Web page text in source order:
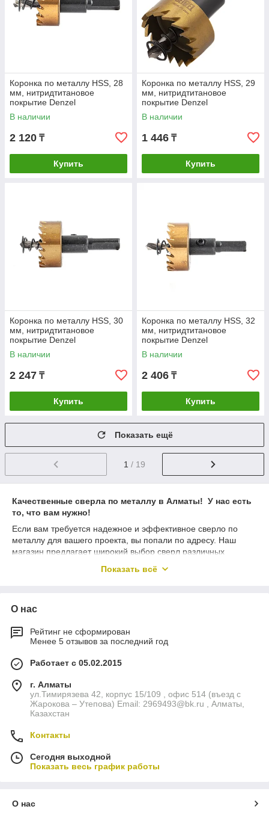
Коронка по металлу HSS, 28
мм, нитридтитановое
покрытие Denzel
В наличии
2 120 ₸
Купить
Коронка по металлу HSS, 29
мм, нитридтитановое
покрытие Denzel
В наличии
1 446 ₸
Купить
Коронка по металлу HSS, 30
мм, нитридтитановое
покрытие Denzel
В наличии
2 247 ₸
Купить
Коронка по металлу HSS, 32
мм, нитридтитановое
покрытие Denzel
В наличии
2 406 ₸
Купить
Показать ещё
1 / 19
Качественные сверла по металлу в Алматы! У нас есть
то, что вам нужно!
Если вам требуется надежное и эффективное сверло по
металлу для вашего проекта, вы попали по адресу. Наш
магазин предлагает широкий выбор сверл различных
Мы предлагаем разнообразие сверл по металлу, включая
Спиральные сверла по металлу идеально подходят для
точного и чистого сверления отверстий, а ступенчатые
сверла по металлу позволяют сверлить отверстия разных
диаметров без необходимости менять инструмент.
Набор свер
Для вашего удобства мы также предлагаем наборы сверл по
металлу, включающие различные размеры сверл для разных
профессионалов и любителей.
Коронки по металлу
Кроме того, у нас есть коронки по металлу, которые
Сверла по металлу купить в Алматы
Показать всё
О нас
Рейтинг не сформирован
Менее 5 отзывов за последний год
Работает с 05.02.2015
г. Алматы
ул.Тимирязева 42, корпус 15/109 , офис 514 (въезд с
Жарокова – Утепова) Email: 2969493@bk.ru , Алматы,
Казахстан
Контакты
Сегодня выходной
Показать весь график работы
О нас